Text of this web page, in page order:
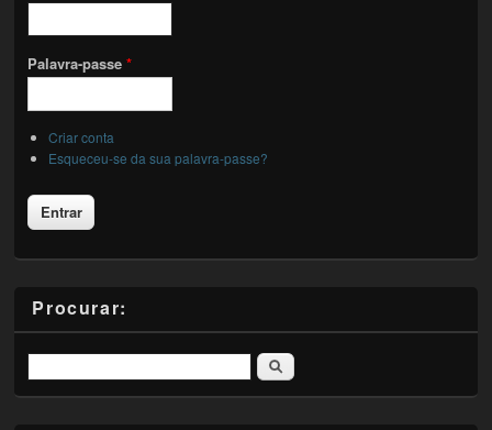
Palavra-passe*
Criar conta
Esqueceu-se da sua palavra-passe?
Procurar:
Pesquisar